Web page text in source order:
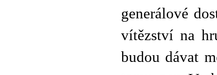
generálové
vítězství na
budou dávat